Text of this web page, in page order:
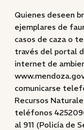
Quienes deseen
ejemplares de
casos de caza o
través del portal
internet de
comunicarse
Recursos
teléfonos
al 911 (Policía de